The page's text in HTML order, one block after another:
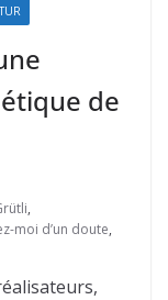
de
,
moi d’un doute,